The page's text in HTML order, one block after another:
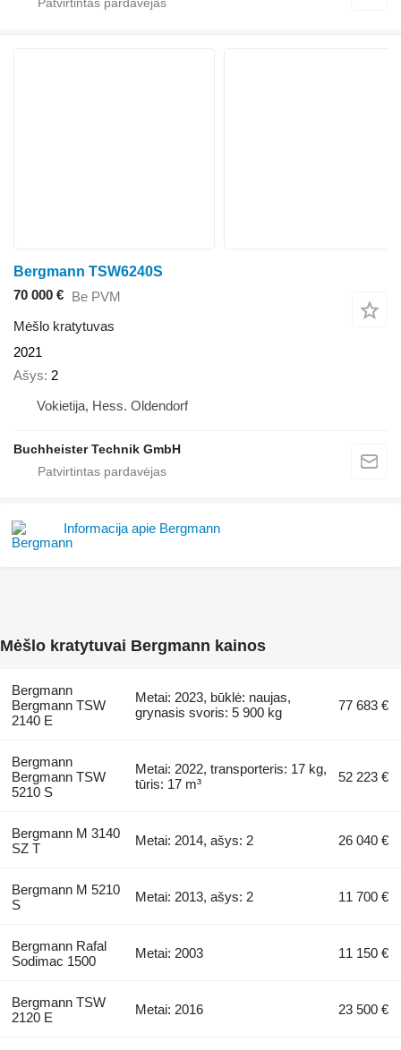
Bergmann TSW6240S
70 000 € Be PVM
Mėšlo kratytuvas
2021
Ašys 2
Vokietija, Hess. Oldendorf
Buchheister Technik GmbH
Informacija apie Bergmann
Mėšlo kratytuvai Bergmann kainos
Bergmann
Bergmann TSW
2140 E
Metai: 2023, būklė: naujas,
grynasis svoris: 5 900 kg
77 683 €
Bergmann
Bergmann TSW
5210 S
Metai: 2022, transporteris: 17 kg,
tūris: 17 m³
52 223 €
Bergmann M 3140
SZ T
Metai: 2014, ašys: 2 26 040 €
Bergmann M 5210
S
Metai: 2013, ašys: 2 11 700 €
Bergmann Rafal
Sodimac 1500
Metai: 2003 11 150 €
Bergmann TSW
2120 E
Metai: 2016 23 500 €